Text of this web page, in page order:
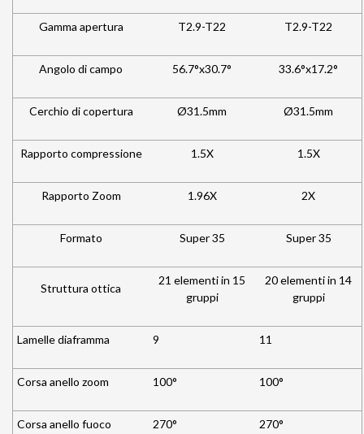
Gamma apertura T2.9-T22 T2.9-T22
Angolo di campo 56.7°x30.7° 33.6°x17.2°
Cerchio di copertura Ø31.5mm Ø31.5mm
Rapporto compressione 1.5X 1.5X
Rapporto Zoom 1.96X 2X
Formato Super 35 Super 35
Struttura ottica
21 elementi in 15
gruppi
20 elementi in 14
gruppi
Lamelle diaframma 9 11
Corsa anello zoom 100° 100°
Corsa anello fuoco 270° 270°